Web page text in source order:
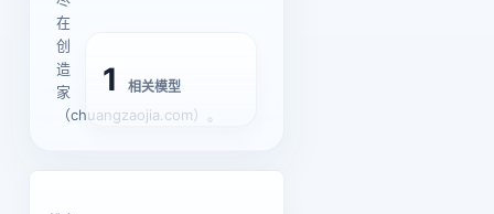
在
创
造
家
（chuangzaojia.com）。
1 相关模型